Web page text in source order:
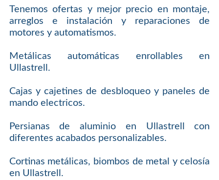
Tenemos ofertas y mejor precio en montaje,
arreglos e instalación y reparaciones de
motores y automatismos.
Metálicas automáticas enrollables en
Ullastrell.
Cajas y cajetines de desbloqueo y paneles de
mando electricos.
Persianas de aluminio en Ullastrell con
diferentes acabados personalizables.
Cortinas metálicas, biombos de metal y celosía
en Ullastrell.